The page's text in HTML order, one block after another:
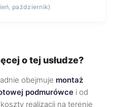
październik)
o tej usłudze?
obejmuje montaż
podmurówce i od
realizacji na terenie